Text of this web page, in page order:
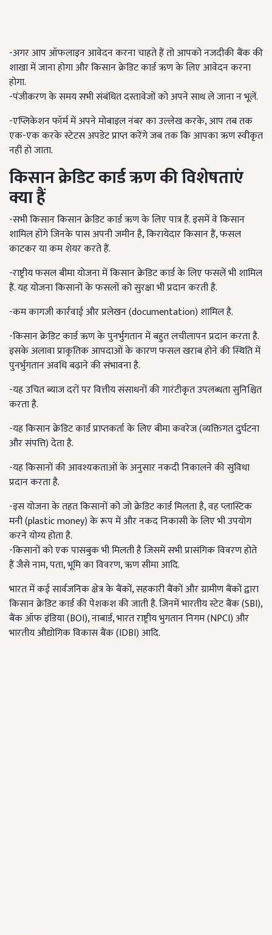
-अगर आप ऑफलाइन आवेदन करना चाहते हैं तो आपको नजदीकी बैंक की
शाखा में जाना होगा और किसान क्रेडिट कार्ड ऋण के लिए आवेदन करना
होगा.
-पंजीकरण के समय सभी संबंधित दस्तावेजों को अपने साथ ले जाना न भूलें.
-एप्लिकेशन फॉर्म में अपने मोबाइल नंबर का उल्लेख करके,आप तब तक
एक-एक करके स्टेटस अपडेट प्राप्त करेंगे जब तक कि आपका ऋण स्वीकृत
नहीं हो जाता.
किसान क्रेडिट कार्ड ऋण की विशेषताएं
क्या हैं
-सभी किसान किसान क्रेडिट कार्ड ऋण के लिए पात्र हैं. इसमें वे किसान
शामिल होंगे जिनके पास अपनी जमीन है,किरायेदार किसान हैं,फसल
काटकर या कम शेयर करते हैं.
-राष्ट्रीय फसल बीमा योजना में किसान क्रेडिट कार्ड के लिए फसलें भी शामिल
हैं. यह योजना किसानों के फसलों को सुरक्षा भी प्रदान करती है.
-कम कागजी कार्रवाई और प्रलेखन (documentation) शामिल है.
-किसान क्रेडिट कार्ड ऋण के पुनर्भुगतान में बहुत लचीलापन प्रदान करता है.
इसके अलावा प्राकृतिक आपदाओं के कारण फसल खराब होने की स्थिति में
पुनर्भुगतान अवधि बढ़ाने की संभावना है.
-यह उचित ब्याज दरों पर वित्तीय संसाधनों की गारंटीकृत उपलब्धता सुनिश्चित
करता है.
-यह किसान क्रेडिट कार्ड प्राप्तकर्ता के लिए बीमा कवरेज (व्यक्तिगत दुर्घटना
और संपत्ति) देता है.
-यह किसानों की आवश्यकताओं के अनुसार नकदी निकालने की सुविधा
प्रदान करता है.
-इस योजना के तहत किसानों को जो क्रेडिट कार्ड मिलता है,वह प्लास्टिक
मनी (plastic money) के रूप में और नकद निकासी के लिए भी उपयोग
करने योग्य होता है.
-किसानों को एक पासबुक भी मिलती है जिसमें सभी प्रासंगिक विवरण होते
हैं जैसे नाम,पता,भूमि का विवरण,ऋण सीमा आदि.
भारत में कई सार्वजनिक क्षेत्र के बैंकों,सहकारी बैंकों और ग्रामीण बैंकों द्वारा
किसान क्रेडिट कार्ड की पेशकश की जाती है. जिनमें भारतीय स्टेट बैंक (SBI),
बैंक ऑफ इंडिया (BOI),नाबार्ड, भारत राष्ट्रीय भुगतान निगम (NPCI) और
भारतीय औद्योगिक विकास बैंक (IDBI) आदि.